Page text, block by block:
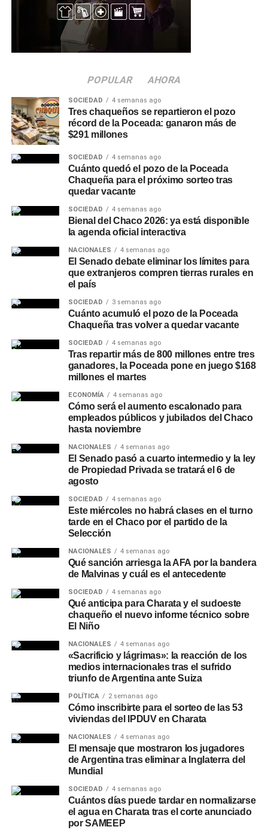
Humanos o a la Dirección del hospital para informar la
Hospital Enrique V. de Llamas
una atención segura y de calidad.
Másnoticias de CharataenCharataChaco.Net.
POPULAR AHORA
SOCIEDAD 4 semanas ago
Tres chaqueños se repartieron el pozo
récord de la Poceada: ganaron más de
$291 millones
SOCIEDAD 4 semanas ago
Cuánto quedó el pozo de la Poceada
Chaqueña para el próximo sorteo tras
quedar vacante
SOCIEDAD 4 semanas ago
Bienal del Chaco 2026: ya está disponible
la agenda oficial interactiva
NACIONALES 4 semanas ago
El Senado debate eliminar los límites para
que extranjeros compren tierras rurales en
el país
SOCIEDAD 3 semanas ago
Cuánto acumuló el pozo de la Poceada
Chaqueña tras volver a quedar vacante
SOCIEDAD 4 semanas ago
Tras repartir más de 800 millones entre tres
ganadores, la Poceada pone en juego $168
millones el martes
ECONOMÍA 4 semanas ago
Cómo será el aumento escalonado para
empleados públicos y jubilados del Chaco
hasta noviembre
NACIONALES 4 semanas ago
El Senado pasó a cuarto intermedio y la ley
de Propiedad Privada se tratará el 6 de
agosto
SOCIEDAD 4 semanas ago
Este miércoles no habrá clases en el turno
tarde en el Chaco por el partido de la
Selección
NACIONALES 4 semanas ago
Qué sanción arriesga la AFA por la bandera
de Malvinas y cuál es el antecedente
SOCIEDAD 4 semanas ago
Qué anticipa para Charata y el sudoeste
chaqueño el nuevo informe técnico sobre
El Niño
NACIONALES 4 semanas ago
«Sacrificio y lágrimas»: la reacción de los
medios internacionales tras el sufrido
triunfo de Argentina ante Suiza
POLÍTICA 2 semanas ago
Cómo inscribirte para el sorteo de las 53
viviendas del IPDUV en Charata
NACIONALES 4 semanas ago
El mensaje que mostraron los jugadores
de Argentina tras eliminar a Inglaterra del
Mundial
SOCIEDAD 4 semanas ago
Cuántos días puede tardar en normalizarse
el agua en Charata tras el corte anunciado
por SAMEEP